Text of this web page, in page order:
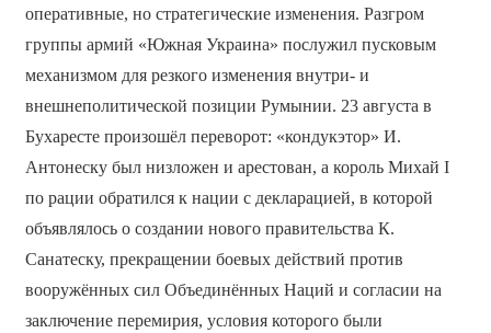
оперативные, но стратегические изменения. Разгром
группы армий «Южная Украина» послужил пусковым
механизмом для резкого изменения внутри- и
внешнеполитической позиции Румынии. 23 августа в
Бухаресте произошёл переворот: «кондукэтор» И.
Антонеску был низложен и арестован, а король Михай I
по рации обратился к нации с декларацией, в которой
объявлялось о создании нового правительства К.
Санатеску, прекращении боевых действий против
вооружённых сил Объединённых Наций и согласии на
заключение перемирия, условия которого были